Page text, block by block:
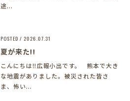
途...
POSTED / 2026.07.31
夏が来た!!
こんにちは‼︎広報小出です。 熊本で大き
な地震がありました。被災された皆さ
ま、怖い...